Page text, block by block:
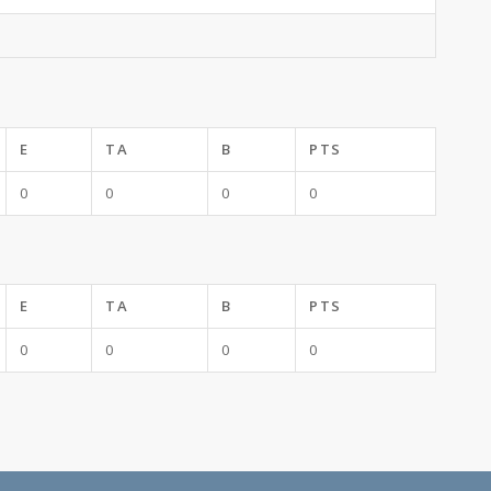
E TA B PTS
0 0 0 0
E TA B PTS
0 0 0 0